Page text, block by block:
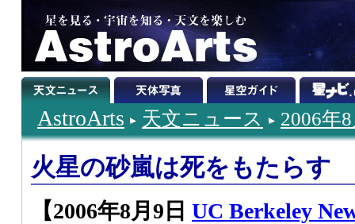
AstroArts 天文ニュース 2006年
火星の砂嵐は死をもたらす
【2006年8月9日 UC Berkeley